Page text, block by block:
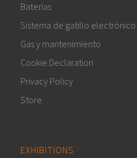
Baterías
Sistema de gatillo electrónico
Gas y mantenimiento
Cookie Declaration
Privacy Policy
Store
EXHIBITIONS